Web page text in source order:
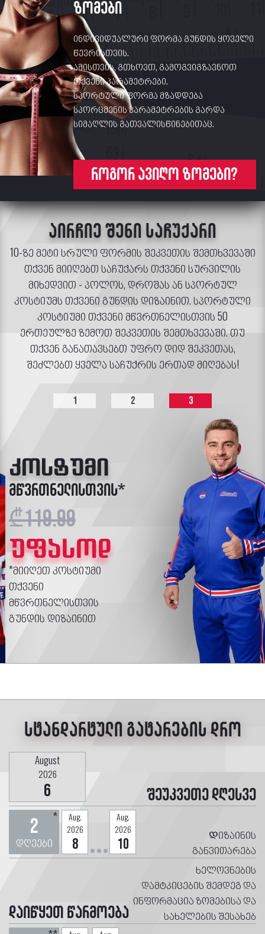
ზომები
ინდივიდუალური ფორმა გუნდის ყოველი
წევრისთვის.
ამისთვის, გთხოვთ, გამოგვიგზავნოთ
თქვენი პარამეტრები.
სპორტული ფორმა მზადდება
სპორცმენის პარამეტრების გარდა
სიმაღლის გათვალისწინებითაც.
როგორ ავიღო ზომები?
აირჩიე შენი საჩუქარი
10-ზე მეტი სრული ფორმის შეკვეთის შემთხვევაში
თქვენ მიიღებთ საჩუქარს თქვენი სურვილის
მიხედვით - პოლოს, დროშას ან სპორტულ
კოსტიუმს თქვენი გუნდის დიზაინით. სპორტული
კოსტიუმი თქვენი მწვრთნელისთვის 50
ერთეულზე ზემოთ შეკვეთის შემთხვევაში. თუ
თქვენ განათავსებთ უფრო დიდ შეკვეთას,
შეძლებთ ყველა საჩუქრის ერთად მიღებას!
პოლო
მწვრთნელისთვის*
₾59.99
უფასოდ
*მიიღეთ პოლო თქვენი
მწვრთნელისთვის
გუნდის დიზაინით
1 2 3
სტანდარტული გატარების დრო
August
2026
6 შეუკვეთე დღესვე
2
დღეები
*
Aug.
2026
8
Aug.
2026
10
Დიზაინის
განვითარება
დაიწყეთ წარმოება
ხელოვნების
დამტკიცების შემდეგ და
ინფორმაცია ზომებისა და
სახელების შესახებ